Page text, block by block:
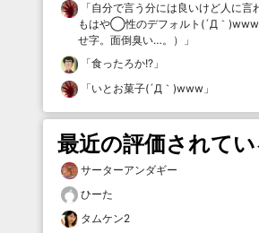
「自分で言う分には良いけど人に言
もはや◯性のデフォルト(´Д｀)www
せ字。面倒臭い…。）
」
「食ったろか!? 」
「いとお菓子(´Д｀)www 」
最近の評価されて
サーターアンダギー
ひーた
タムケン2